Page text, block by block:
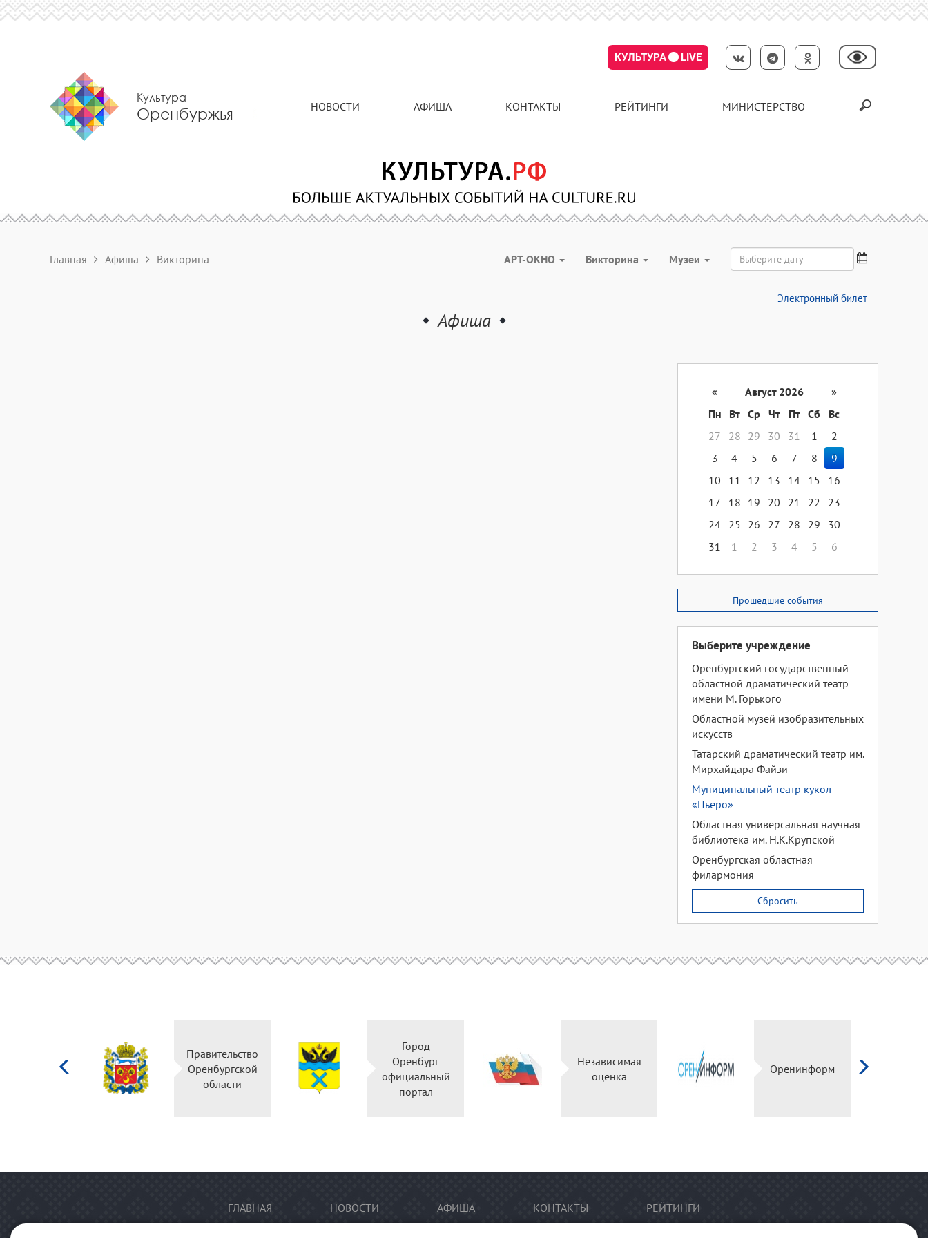
КУЛЬТУРА LIVE
Культура
Оренбуржья НОВОСТИ АФИША КОНТАКТЫ РЕЙТИНГИ МИНИСТЕРСТВО
Главная Афиша Викторина АРТ-ОКНО Викторина Музеи
Электронный билет
Афиша
« Август 2026
»
Пн
Вт Ср Чт Пт Сб
Вс
27
28 29 30 31 1
2
3
4 5 6 7 8
9
10
11 12 13 14 15
16
17
18 19 20 21 22
23
24 25 26 27 28 29
30
31
1 2 3 4 5 6
Прошедшие события
Выберите учреждение
Оренбургский государственный
областной драматический театр
имени М. Горького
Областной музей изобразительных
искусств
Татарский драматический театр им.
Мирхайдара Файзи
Муниципальный театр кукол
«Пьеро»
Областная универсальная научная
библиотека им. Н.К.Крупской
Оренбургская областная
филармония
Сбросить
Правительство
Оренбургской
области
Город
Оренбург
официальный
портал
Независимая
оценка
Оренинформ
ГЛАВНАЯ НОВОСТИ АФИША КОНТАКТЫ РЕЙТИНГИ